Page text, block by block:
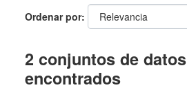
Ordenar por
2 conjuntos de datos
encontrados